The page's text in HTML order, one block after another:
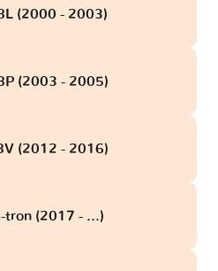
(2000 - 2003)
(2003 - 2005)
(2012 - 2016)
tron (2017 - ...)